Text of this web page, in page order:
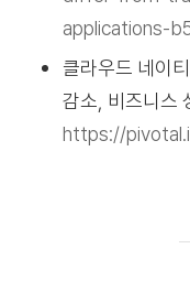
applications-
클라우드 네이
감소, 비즈니스
https://